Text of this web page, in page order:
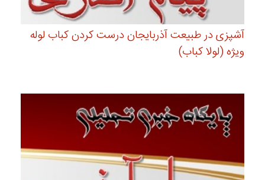
آشپزی در طبیعت آذربایجان درست کردن کباب لوله
ویژه (لولا کباب)